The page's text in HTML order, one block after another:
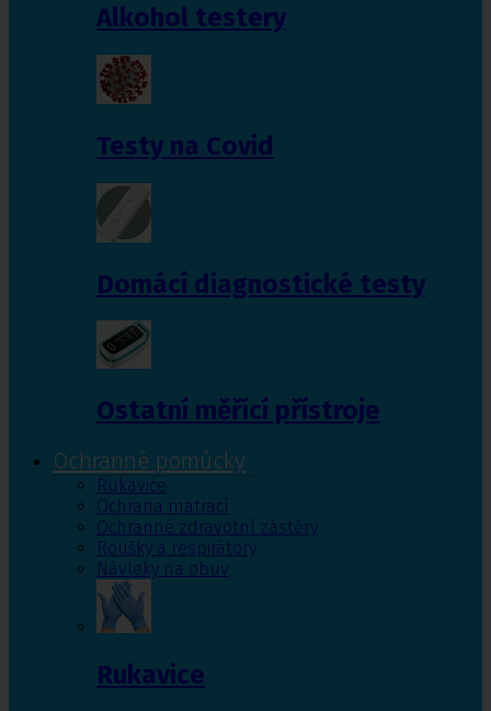
Alkohol testery
Testy na Covid
Domácí diagnostické testy
Ostatní měřící přístroje
Ochranné pomůcky
Rukavice
Ochrana matrací
Ochranné zdravotní zástěry
Roušky a respirátory
Návleky na obuv
Rukavice